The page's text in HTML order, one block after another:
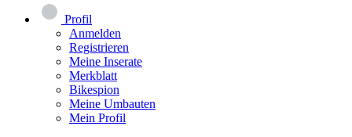
Profil
Anmelden
Registrieren
Meine Inserate
Merkblatt
Bikespion
Meine Umbauten
Mein Profil